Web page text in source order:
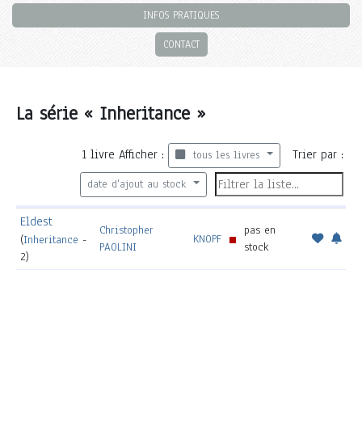
INFOS PRATIQUES
CONTACT
La série « Inheritance »
1 livreAfficher : tous les livres Trier par :
date d'ajout au stock
Eldest
(Inheritance -
2)
Christopher
PAOLINI
KNOPF
pas en
stock